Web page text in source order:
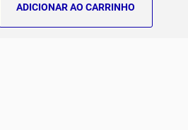
ADICIONAR AO CARRINHO
ser um revendedor?